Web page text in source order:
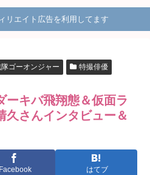
リエイト広告を利用してます
ゴーオンジャー 特撮俳優
ーキバ飛翔態＆仮面ラ
久さんインタビュー＆
Facebook はてブ